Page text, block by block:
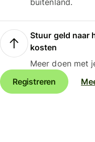
buitenland.
Stuur geld naar
kosten
Meer doen met
Registreren